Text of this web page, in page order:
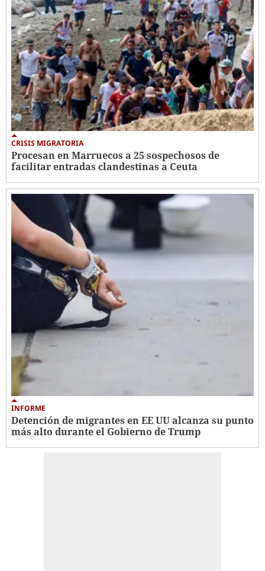
CRISIS MIGRATORIA
Procesan en Marruecos a 25 sospechosos de
facilitar entradas clandestinas a Ceuta
INFORME
Detención de migrantes en EE UU alcanza su punto
más alto durante el Gobierno de Trump